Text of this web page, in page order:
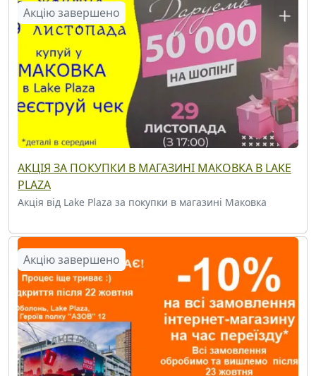
Акцію завершено
АКЦІЯ ЗА ПОКУПКИ В МАГАЗИНІ МАКОВКА В LAKE
PLAZA
Акція від Lake Plaza за покупки в магазині Маковка
Акцію завершено